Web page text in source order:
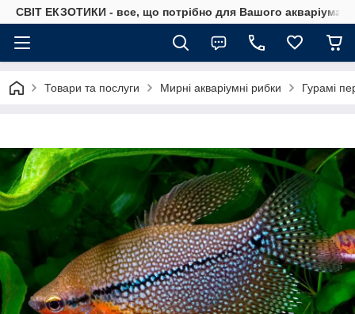
СВІТ ЕКЗОТИКИ - все, що потрібно для Вашого акваріума
Товари та послуги Мирні акваріумні рибки Гурамі